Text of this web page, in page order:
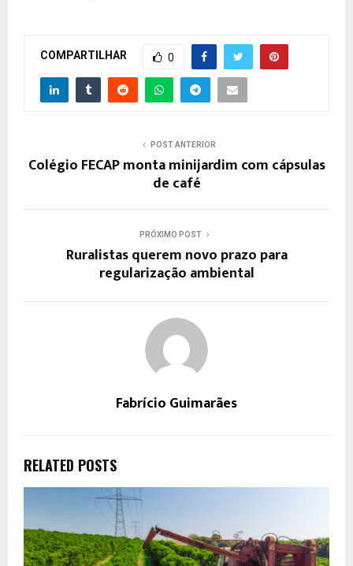
COMPARTILHAR 0
POST ANTERIOR
Colégio FECAP monta minijardim com cápsulas
de café
PRÓXIMO POST
Ruralistas querem novo prazo para
regularização ambiental
Fabrício Guimarães
RELATED POSTS